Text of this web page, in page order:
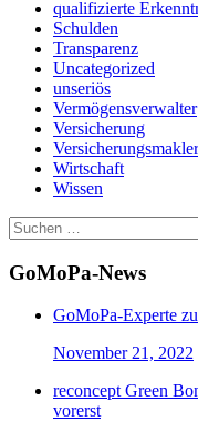
qualifizierte
Schulden
Transparenz
Uncategorized
unseriös
Vermögensverwalter
Versicherung
Versicherungsmakler
Wirtschaft
Wissen
Suchen
nach:
GoMoPa-News
GoMoPa-Experte
November 21, 2022
reconcept Green
vorerst